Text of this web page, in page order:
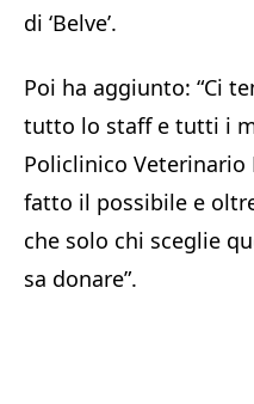
di ‘Belve’.
Poi ha aggiunto: “Ci
tutto lo staff e tutti i
Policlinico Veterinario
fatto il possibile e
che solo chi sceglie
sa donare”.